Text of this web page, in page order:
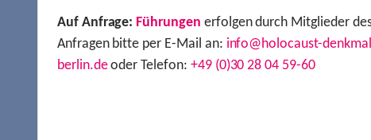
Auf Anfrage: Führungen erfolgen durch Mitglieder
Anfragen bitte per E-Mail an: info@holocaust-
berlin.deoder Telefon: +49 (0)30 28 04 59-60